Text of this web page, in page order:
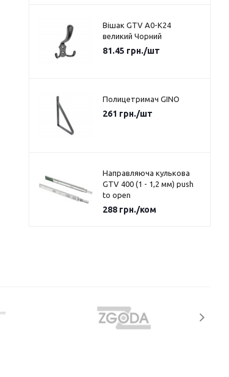
Вішак GTV A0-K24
великий Чорний
81.45 грн./шт
Полицетримач GINO
261 грн./шт
Направляюча кулькова
GTV 400 (1 - 1,2 мм) push
to open
288грн./ком